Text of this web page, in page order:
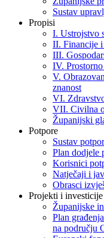
Sustav
Propisi
I. Ustrojstvo
II. Financije
III.
IV.
V.
znanost
VI.
VII. Civilna
Županijski
Potpore
Sustav
Plan dodjele
Korisnici
Natječaji i
Obrasci
Projekti i investicije
Županijske
Plan
na području